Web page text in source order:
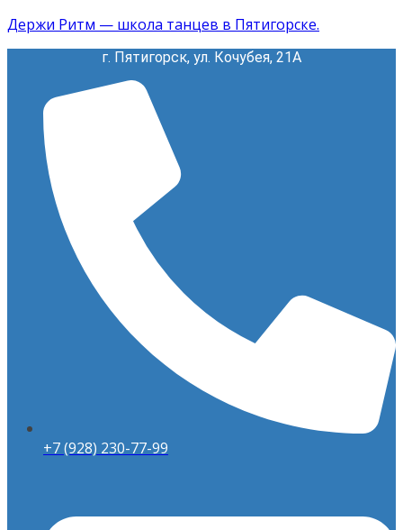
Держи Ритм — школа танцев в Пятигорске.
г. Пятигорск, ул. Кочубея, 21А
+7 (928) 230-77-99